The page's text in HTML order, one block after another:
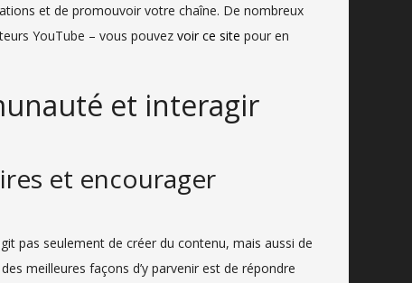
et de promouvoir votre chaîne. De nombreux
YouTube – vous pouvez voir ce site pour en
et interagir
et encourager
pas seulement de créer du contenu, mais aussi de
meilleures façons d’y parvenir est de répondre